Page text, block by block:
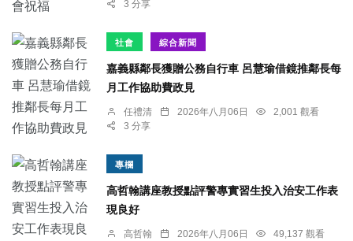
3 分享
社會 綜合新聞
嘉義縣鄰長獲贈公務自行車 呂慧瑜借鏡推鄰長每
月工作協助費政見
任禮清 2026年八月06日
2,001 觀看
3 分享
專欄
高哲翰講座教授點評警專實習生投入治安工作表
現良好
高哲翰 2026年八月06日
49,137 觀看